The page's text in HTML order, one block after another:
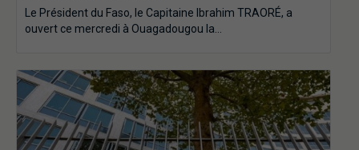
Le Président du Faso, le Capitaine Ibrahim TRAORÉ, a
ouvert ce mercredi à Ouagadougou la…